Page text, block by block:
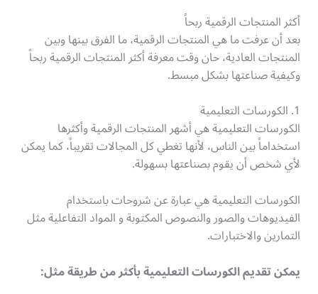
أكثر المنتجات الرقمية ربحاً
بعد أن عرفت ما هي المنتجات الرقمية، ما الفرق بينها وبين
المنتجات العادية، حان وقت معرفة أكثر المنتجات الرقمية ربحاً
وكيفية صناعتها بشكل مبسط.
1. الكورسات التعليمية
الكورسات التعليمية هي أشهر المنتجات الرقمية وأكثرها
استخداماً بين الناس، لأنها تغطي كل المجالات تقريباً، كما يمكن
لأي شخص أن يقوم بصناعتها بسهولة.
الكورسات التعليمية هي عبارة عن شروحات باستخدام
الفيديوهات والصور والنصوص المكتوبة و المواد التفاعلية مثل
التمارين والاختبارات.
يمكن تقديم الكورسات التعليمية بأكثر من طريقة مثل: